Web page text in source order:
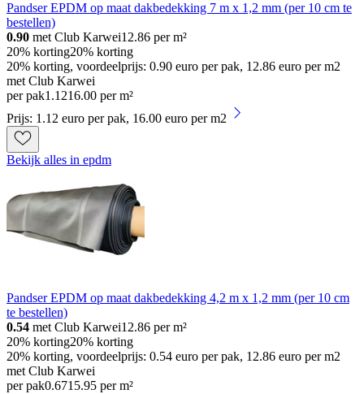
Pandser EPDM op maat dakbedekking 7 m x 1,2 mm (per 10 cm te
bestellen)
0.90 met Club Karwei12.86 per m²
20% korting20% korting
20% korting, voordeelprijs: 0.90 euro per pak, 12.86 euro per m2
met Club Karwei
per pak1 .1216.00 per m²
Prijs: 1.12 euro per pak, 16.00 euro per m2
Bekijk alles in epdm
Pandser EPDM op maat dakbedekking 4,2 m x 1,2 mm (per 10 cm
te bestellen)
0.54 met Club Karwei12.86 per m²
20% korting20% korting
20% korting, voordeelprijs: 0.54 euro per pak, 12.86 euro per m2
met Club Karwei
per pak0.6715.95 per m²